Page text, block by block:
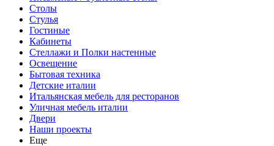
Столы
Стулья
Гостиные
Кабинеты
Стеллажи и Полки настенные
Освещение
Бытовая техника
Детские италии
Итальянская мебель для ресторанов
Уличная мебель италии
Двери
Наши проекты
Еще